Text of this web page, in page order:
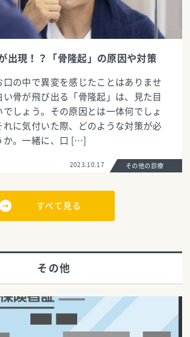
出現！？「骨隆起」の原因や対策
口の中で異変を感じたことはありませ
い骨が飛び出る「骨隆起」は、見た目
でしょう。その原因とは一体何でしょ
れに気付いた際、どのような対策が必
か。一緒に、口 […]
2023.10.17 その他の診療
すべて見る
その他